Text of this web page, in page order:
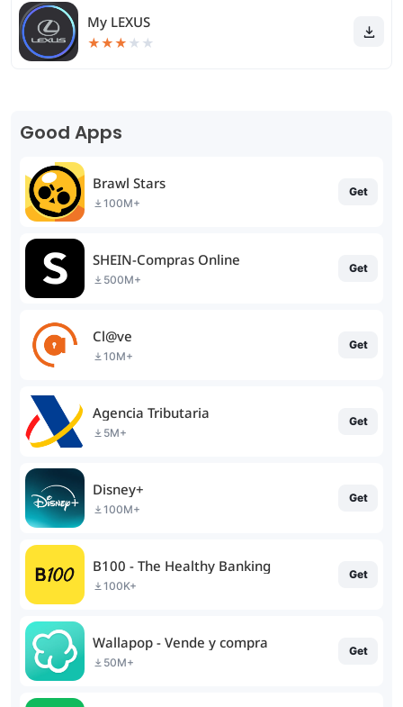
My LEXUS
★★★ ★ ★
Good Apps
Brawl Stars
100M+
Get
SHEIN-Compras Online
500M+
Get
Cl@ve
10M+
Get
Agencia Tributaria
5M+
Get
Disney+
100M+
Get
B100 - The Healthy Banking
100K+
Get
Wallapop - Vende y compra
50M+
Get